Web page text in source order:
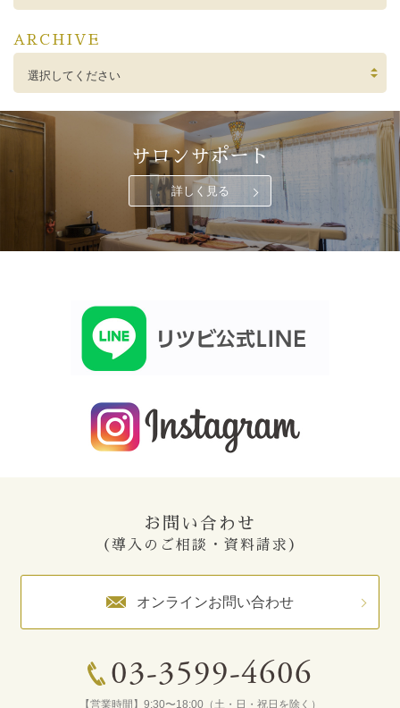
ARCHIVE
選択してください
サロンサポート
詳しく見る
お問い合わせ
（導入のご相談・資料請求）
オンラインお問い合わせ
03-3599-4606
【営業時間】9:30〜18:00（土・日・祝日を除く）